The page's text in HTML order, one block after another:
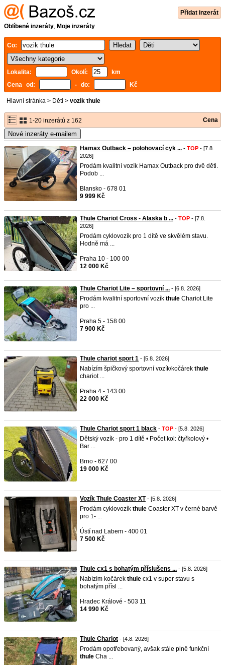
Přidat inzerát
Oblíbené inzeráty, Moje inzeráty
Co:
Lokalita: Okolí:
km
Cena od:
- do: Kč
Hlavní stránka > Děti > vozik thule
1-20 inzerátů z 162 Cena
Nové inzeráty e-mailem
Hamax Outback – polohovací cyk ... - TOP - [7.8.
2026]
Prodám kvalitní vozík Hamax Outback pro dvě děti.
Podob ...
Blansko - 678 01
9 999 Kč
Thule Chariot Cross - Alaska b ... - TOP - [7.8.
2026]
Prodám cyklovozík pro 1 dítě ve skvělém stavu.
Hodně má ...
Praha 10 - 100 00
12 000 Kč
Thule Chariot Lite – sportovní ... - [6.8. 2026]
Prodám kvalitní sportovní vozík thule Chariot Lite
pro ...
Praha 5 - 158 00
7 900 Kč
Thule chariot sport 1 - [5.8. 2026]
Nabízím špičkový sportovní vozík/kočárek thule
chariot ...
Praha 4 - 143 00
22 000 Kč
Thule Chariot sport 1 black - TOP - [5.8. 2026]
Dětský vozík - pro 1 dítě • Počet kol: čtyřkolový •
Bar ...
Brno - 627 00
19 000 Kč
Vozík Thule Coaster XT- [5.8. 2026]
Prodám cyklovozík thule Coaster XT v černé barvě
pro 1- ...
Ústí nad Labem - 400 01
7 500 Kč
Thule cx1 s bohatým příslušens ... - [5.8. 2026]
Nabízím kočárek thule cx1 v super stavu s
bohatým přísl ...
Hradec Králové - 503 11
14 990 Kč
Thule Chariot - [4.8. 2026]
Prodám opotřebovaný, avšak stále plně funkční
thule Cha ...